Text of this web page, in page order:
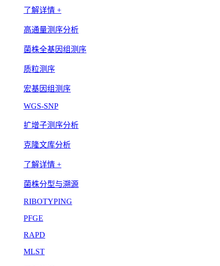
了解详情 +
高通量测序分析
菌株全基因组测序
质粒测序
宏基因组测序
WGS-SNP
扩增子测序分析
克隆文库分析
了解详情 +
菌株分型与溯源
RIBOTYPING
PFGE
RAPD
MLST